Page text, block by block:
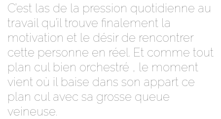
C’est las de la pression quotidienne au
travail qu’il trouve finalement la
motivation et le désir de rencontrer
cette personne en réel. Et comme tout
plan cul bien orchestré , le moment
vient où il baise dans son appart ce
plan cul avec sa grosse queue
veineuse.